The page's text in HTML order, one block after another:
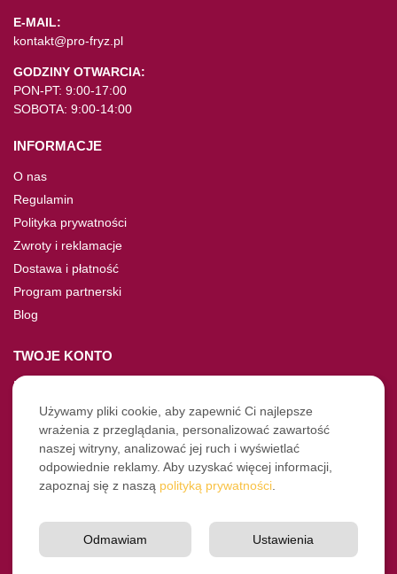
E-MAIL:
kontakt@pro-fryz.pl
GODZINY OTWARCIA:
PON-PT: 9:00-17:00
SOBOTA: 9:00-14:00
INFORMACJE
O nas
Regulamin
Polityka prywatności
Zwroty i reklamacje
Dostawa i płatność
Program partnerski
Blog
TWOJE KONTO
Moje konto
Nie pamiętasz hasła?
Twoje zamówienia
NASZE SOCIALE
Instagram
Używamy pliki cookie, aby zapewnić Ci najlepsze
wrażenia z przeglądania, personalizować zawartość
naszej witryny, analizować jej ruch i wyświetlać
odpowiednie reklamy. Aby uzyskać więcej informacji,
zapoznaj się z naszą polityką prywatności
Ustawienia
Odmawiam